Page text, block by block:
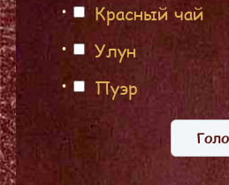
Красный чай
Улун
Пуэр